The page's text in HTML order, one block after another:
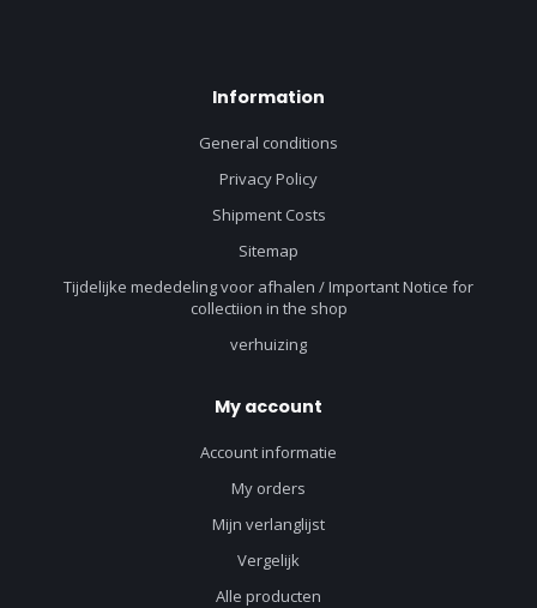
Information
General conditions
Privacy Policy
Shipment Costs
Sitemap
Tijdelijke mededeling voor afhalen / Important Notice for
collectiion in the shop
verhuizing
My account
Account informatie
My orders
Mijn verlanglijst
Vergelijk
Alle producten